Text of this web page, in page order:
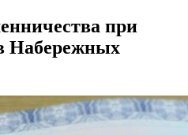
при
Набережных